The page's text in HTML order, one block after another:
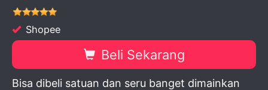
Shopee
Beli Sekarang
Bisa dibeli satuan dan seru banget dimainkan